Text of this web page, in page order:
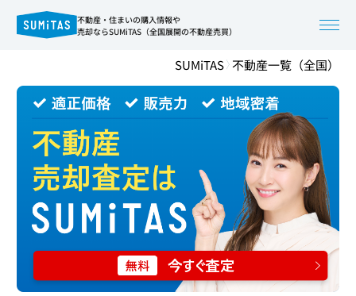
不動産・住まいの購入情報や
売却ならSUMiTAS（全国展開の不動産売買）
SUMiTAS 不動産一覧（全国）